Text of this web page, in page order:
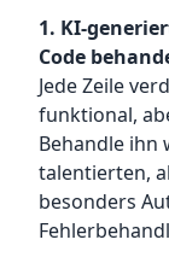
1. KI-
Code
Jede Zeile
funktional,
Behandle ihn
talentierten,
besonders